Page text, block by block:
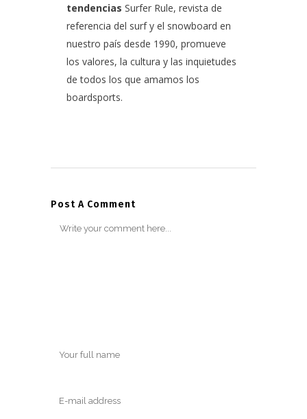
tendencias Surfer Rule, revista de
referencia del surf y el snowboard en
nuestro país desde 1990, promueve
los valores, la cultura y las inquietudes
de todos los que amamos los
boardsports.
Post A Comment